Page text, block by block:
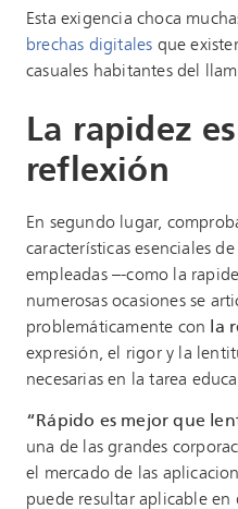
Esta exigencia choca
brechas digitales que
casuales habitantes del
La rapidez
reflexión
En segundo lugar,
características esenciales
empleadas –-como la
numerosas ocasiones se
problemáticamente con
la
expresión, el rigor y la
necesarias en la tarea
“Rápido es mejor que
una de las grandes
el mercado de las
puede resultar aplicable